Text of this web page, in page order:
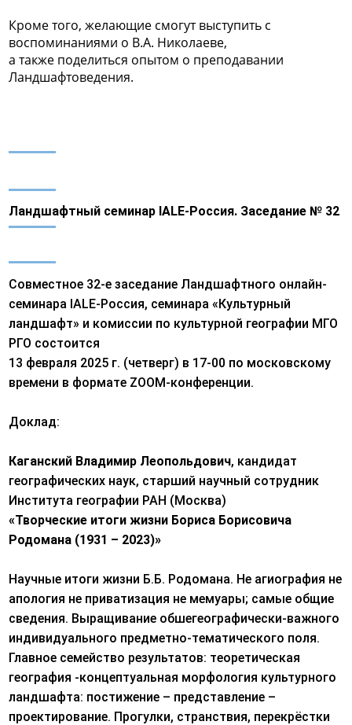
Кроме того, желающие смогут выступить с
воспоминаниями о В.А. Николаеве,
а также поделиться опытом о преподавании
Ландшафтоведения.
Ландшафтный семинар IALE-Россия. Заседание № 32
Совместное 32-е заседание Ландшафтного онлайн-
семинара IALE-Россия, семинара «Культурный
ландшафт» и комиссии по культурной географии МГО
РГО состоится
13 февраля 2025 г. (четверг) в 17-00 по московскому
времени в формате ZOOM-конференции.
Доклад:
Каганский Владимир Леопольдович, кандидат
географических наук, старший научный сотрудник
Института географии РАН (Москва)
«Творческие итоги жизни Бориса Борисовича
Родомана (1931 – 2023)»
Научные итоги жизни Б.Б. Родомана. Не агиография не
апология не приватизация не мемуары; самые общие
сведения. Выращивание обшегеографически-важного
индивидуального предметно-тематического поля.
Главное семейство результатов: теоретическая
география -концептуальная морфология культурного
ландшафта: постижение – представление –
проектирование. Прогулки, странствия, перекрёстки